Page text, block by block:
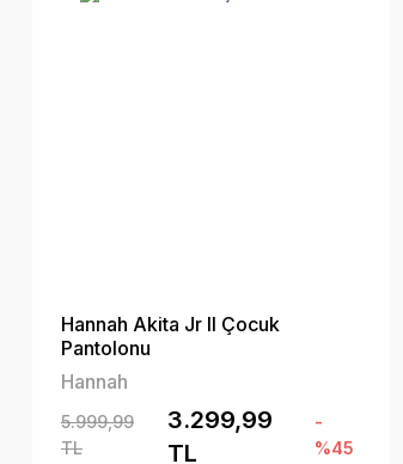
Hannah Akita Jr II Çocuk
Pantolonu
Hannah
5.999,99
TL
3.299,99
TL
-
%45